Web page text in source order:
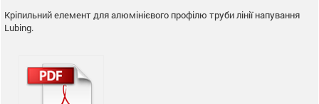
Кріпильний елемент для алюмінієвого профілю труби лінії напування
Lubing.